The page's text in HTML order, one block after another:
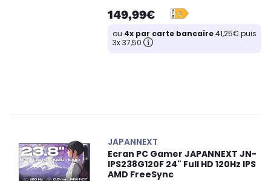
149,99€
ou 4x par carte bancaire41,25€ puis
3x 37,50
JAPANNEXT
Ecran PC Gamer JAPANNEXT JN-
IPS238G120F 24" Full HD 120Hz IPS
AMD FreeSync